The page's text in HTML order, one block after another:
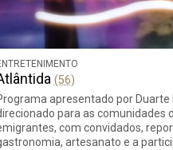
(56)
apresentado por Duarte
para as comunidades
com convidados,
artesanato e a